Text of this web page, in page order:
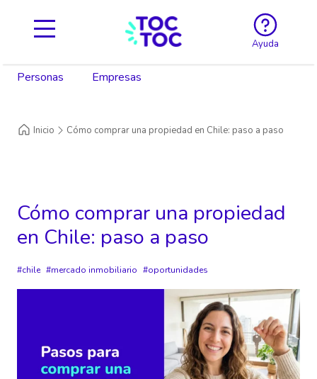
Ayuda
Personas Empresas
Inicio Cómo comprar una propiedad en Chile: paso a paso
Cómo comprar una propiedad
en Chile: paso a paso
chile mercado inmobiliario oportunidades